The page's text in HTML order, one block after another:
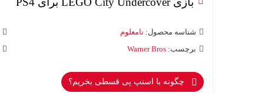
شناسه محصول: نامعلوم
برچسب: Warner Bros
چگونه با اسنپ پی قسطی بخریم؟